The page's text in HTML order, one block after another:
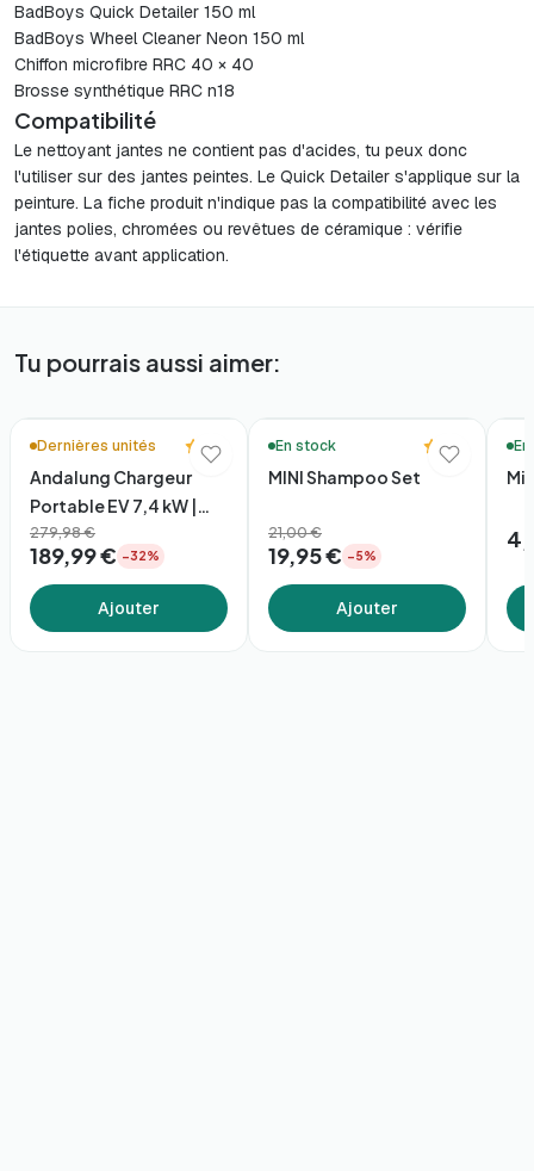
BadBoys Quick Detailer 150 ml
BadBoys Wheel Cleaner Neon 150 ml
Chiffon microfibre RRC 40 × 40
Brosse synthétique RRC n18
Compatibilité
Le nettoyant jantes ne contient pas d'acides, tu peux donc
l'utiliser sur des jantes peintes. Le Quick Detailer s'applique sur la
peinture. La fiche produit n'indique pas la compatibilité avec les
jantes polies, chromées ou revêtues de céramique : vérifie
l'étiquette avant application.
Tu pourrais aussi aimer:
Dernières unités
5.0
Andalung Chargeur
Portable EV 7,4 kW |
App + Câble 7m
279,98 €
189,99 € −32%
Ajouter
En stock
5.0
MINI Shampoo Set
21,00 €
19,95 € −5%
Ajouter